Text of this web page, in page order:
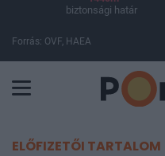
biztonsági határ
Forrás: OVF, HAEA
ELŐFIZETŐI TARTALOM